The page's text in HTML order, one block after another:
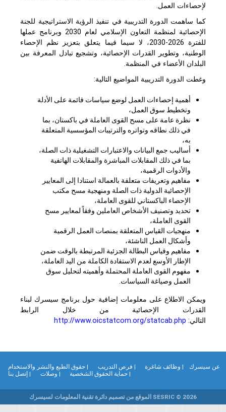
لإحصاءات العمل.
كما ساهمت الدورة التدريبية في تنفيذ الرؤية الاستراتيجية للجنة
الإحصائية لمنظمة التعاون الإسلامي لعام 2030 وبرنامج عملها
للفترة 2026-2030، لا سيما فيما يتعلق بتعزيز نظم الإحصاء
الوطنية، وتطوير القدرات الإحصائية، وتشجيع تبادل المعرفة بين
البلدان الأعضاء في المنظمة.
وغطت الدورة التدريبية المواضيع التالية:
أهمية إحصاءات العمل لوضع سياسات قائمة على الأدلة
وتخطيط سوق العمل،
نظرة عامة على مسح القوى العاملة في باكستان، بما
في ذلك نطاقه وتواتره والترتيبات المؤسسية المتعلقة
به،
أساليب جمع البيانات والاعتبارات التشغيلية ذات الصلة،
بما في ذلك المقابلات المباشرة والمقابلات الهاتفية
والأدوات الرقمية،
مفاهيم وتعريفات متعلقة بالعمالة استنادا إلى المعايير
الإحصائية الدولية ذات الصلة ومنهجية مسح مكتب
الإحصاء الباكستاني للقوى العاملة،
تحديد وتصنيف الأشخاص العاملين وفقاً لمعايير مسح
القوى العاملة،
منهجيات القياس المتعلقة بمنصات العمل الرقمية
وأشكال العمل الناشئة،
مفاهيم وقياس البطالة الجزئية المرتبطة بالوقت ضمن
الإطار الأوسع لعدم الاستفادة الكاملة من اليد العاملة،
مفهوم القوى العاملة المحتملة وأهميته لتحليل سوق
العمل وصياغة السياسات.
ويمكن الاطلاع على معلومات إضافية حول برنامج سيسرك لبناء
القدرات الإحصائية من خلال الرابط
التالي:http://www.oicstatcom.org/statcab.php
سيسرك | وظائف شاغرة | فرص التدريب
| حقوق الطبع والنشر والاستخدام
| حماية الحقوق الشخصية
| وصلات | إتصل بنا
SESRIC © 2026 الموقع من تصميم دائرة تقنية المعلومات لسيسرك